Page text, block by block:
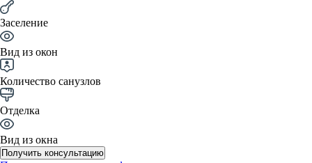
Заселение
Вид из окон
Количество санузлов
Отделка
Вид из окна
Получить консультацию